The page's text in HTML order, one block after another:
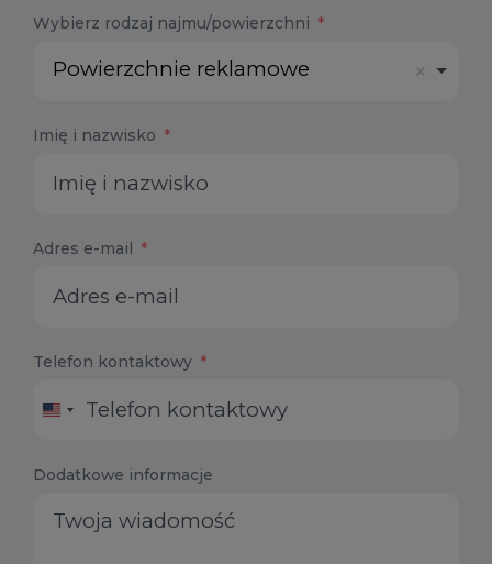
Wybierz rodzaj najmu/powierzchni
Powierzchnie reklamowe
Imię i nazwisko
Adres e-mail
Telefon kontaktowy
United
+1
Dodatkowe informacje